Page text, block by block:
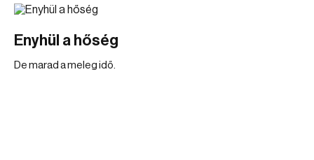
Enyhül a hőség
De marad a meleg idő.